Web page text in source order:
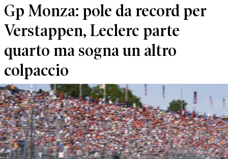
Gp Monza: pole da record per
Verstappen, Leclerc parte
quarto ma sogna un altro
colpaccio